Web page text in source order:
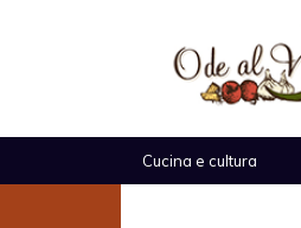
Cucina e cultura